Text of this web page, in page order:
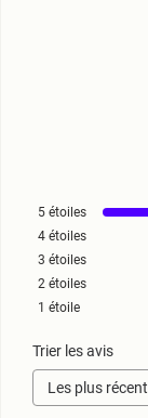
5 étoiles
4 étoiles
3 étoiles
2 étoiles
1 étoile
Trier les avis